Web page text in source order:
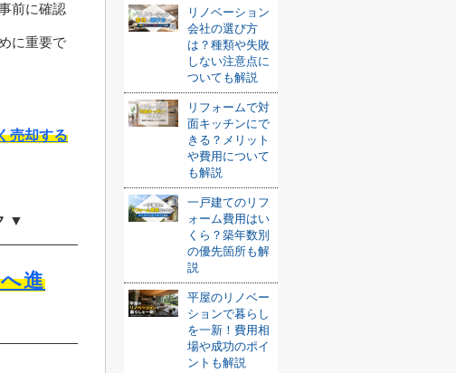
前に確認
に重要で
売却する
▼
進
リノベーション
会社の選び方
は？種類や失敗
しない注意点に
ついても解説
リフォームで対
面キッチンにで
きる？メリット
や費用について
も解説
一戸建てのリフ
ォーム費用はい
くら？築年数別
の優先箇所も解
説
平屋のリノベー
ションで暮らし
を一新！費用相
場や成功のポイ
ントも解説